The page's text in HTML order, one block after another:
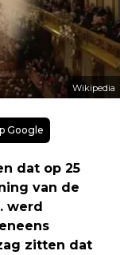
Wikipedia
Google
dat op 25
van de
werd
zitten dat